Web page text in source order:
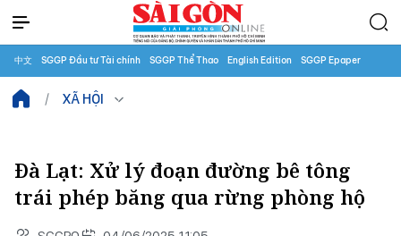
中文 SGGP Đầu tư Tài chính SGGP Thể Thao English Edition SGGP Epaper
XÃ HỘI
Đà Lạt: Xử lý đoạn đường bê tông
trái phép băng qua rừng phòng hộ